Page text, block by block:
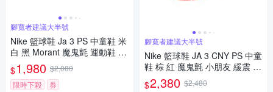
腳寬者建議大半號
Nike 籃球鞋 Ja 3 PS 中童鞋 米
白 黑 Morant 魔鬼氈 運動鞋 IB
4771-101
$1,980 $2,080
限時下殺
券
腳寬者建議大半號
Nike 籃球鞋 JA 3 CNY PS 中童
鞋 棕 紅 魔鬼氈 小朋友 緩震 運
動鞋 IB4772-200
$2,380 $2,480